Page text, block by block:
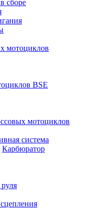
сборе
мотоциклов
BSE
мотоциклов
система
Карбюратор